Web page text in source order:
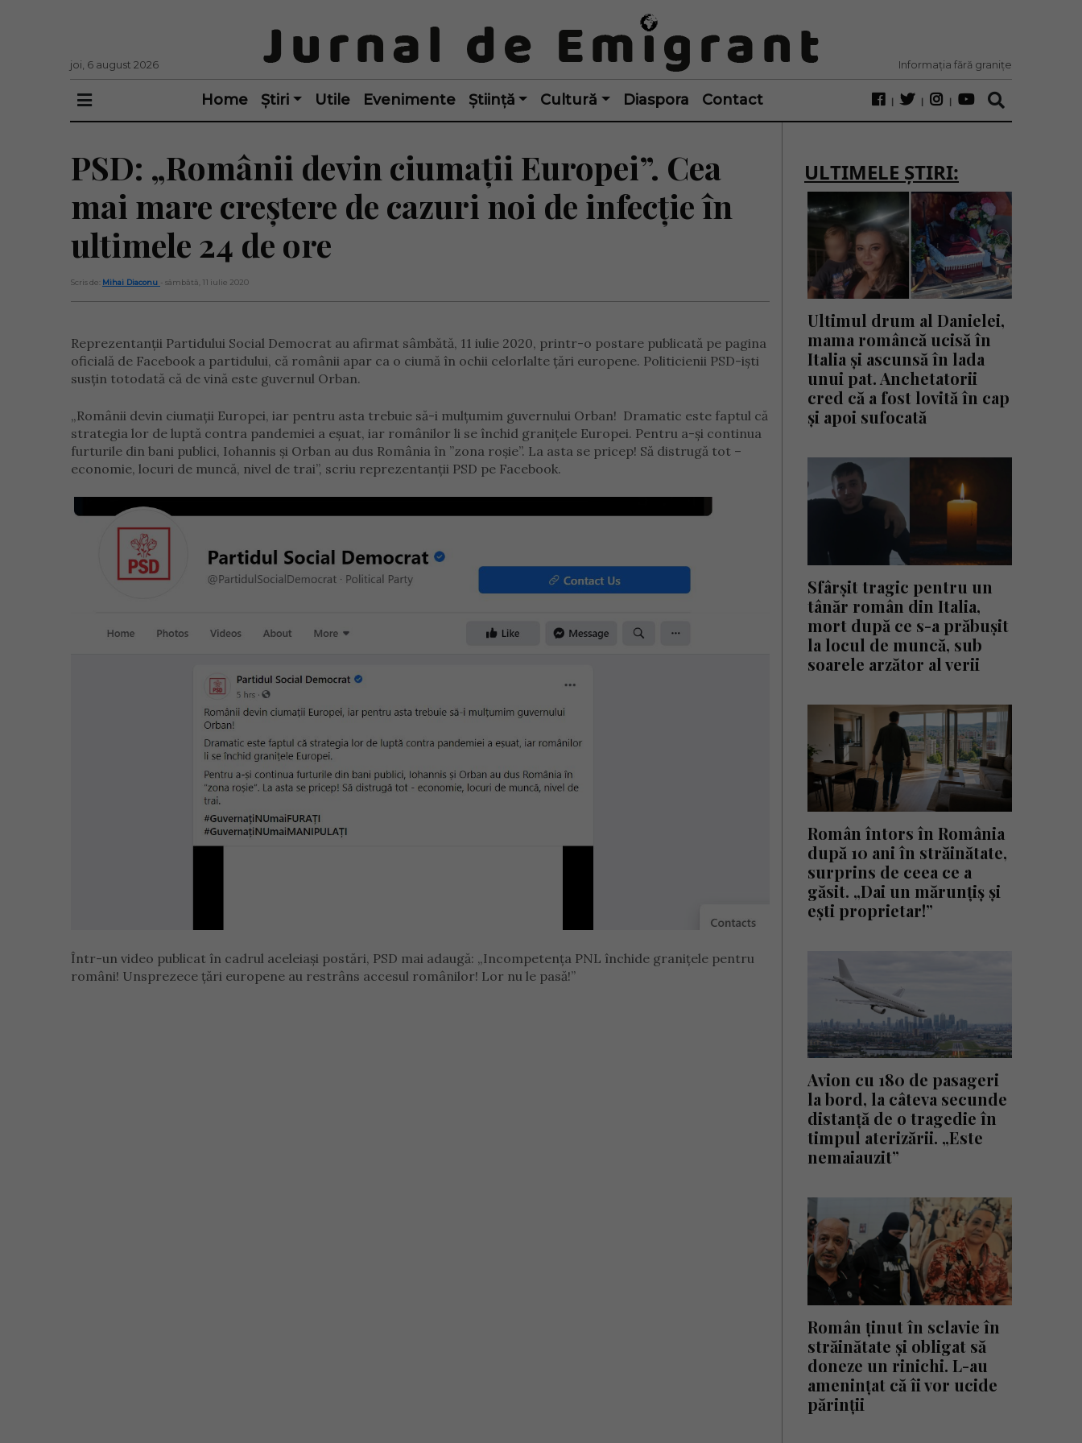
joi, 6 august 2026 Informația fără granițe
Home Știri Utile Evenimente Știință Cultură Diaspora Contact
PSD: „Românii devin ciumații Europei”. Cea
mai mare creștere de cazuri noi de infecție în
ultimele 24 de ore
Scris de: Mihai Diaconu - sâmbătă, 11 iulie 2020
Reprezentanții Partidului Social Democrat au afirmat sâmbătă, 11 iulie 2020, printr-o postare publicată pe pagina
oficială de Facebook a partidului, că românii apar ca o ciumă în ochii celorlalte țări europene. Politicienii PSD-iști
susțin totodată că de vină este guvernul Orban.
„Românii devin ciumații Europei, iar pentru asta trebuie să-i mulțumim guvernului Orban! Dramatic este faptul că
strategia lor de luptă contra pandemiei a eșuat, iar românilor li se închid granițele Europei. Pentru a-și continua
furturile din bani publici, Iohannis și Orban au dus România în ”zona roșie”. La asta se pricep! Să distrugă tot –
economie, locuri de muncă, nivel de trai”, scriu reprezentanții PSD pe Facebook.
Într-un video publicat în cadrul aceleiași postări, PSD mai adaugă: „Incompetența PNL închide granițele pentru
români! Unsprezece țări europene au restrâns accesul românilor! Lor nu le pasă!”
ULTIMELE ȘTIRI:
Ultimul drum al Danielei,
mama româncă ucisă în
Italia și ascunsă în lada
unui pat. Anchetatorii
cred că a fost lovită în cap
și apoi sufocată
Sfârșit tragic pentru un
tânăr român din Italia,
mort după ce s-a prăbușit
la locul de muncă, sub
soarele arzător al verii
Român întors în România
după 10 ani în străinătate,
surprins de ceea ce a
găsit. „Dai un mărunțiș și
ești proprietar!”
Avion cu 180 de pasageri
la bord, la câteva secunde
distanță de o tragedie în
timpul aterizării. „Este
nemaiauzit”
Român ținut în sclavie în
străinătate și obligat să
doneze un rinichi. L-au
amenințat că îi vor ucide
părinții